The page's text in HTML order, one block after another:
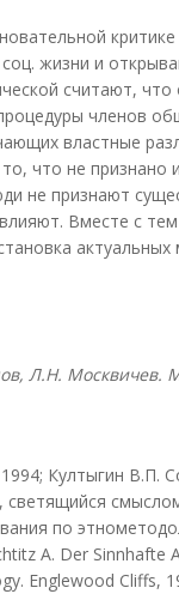
жизни и
считают, что
членов
властные
что не признано
не признают
Вместе с тем
актуальных
Л.Н. Москвичев.
Култыгин В.П.
по
A. Der Sinnhafte
Englewood Cliffs,